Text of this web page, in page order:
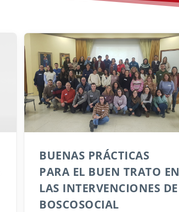
BUENAS PRÁCTICAS
PARA EL BUEN TRATO EN
LAS INTERVENCIONES DE
BOSCOSOCIAL